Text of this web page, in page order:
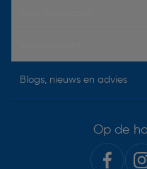
Blogs, nieuws en advies
Op de